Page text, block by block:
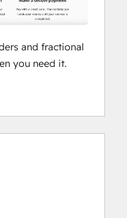
and fractional
you need it.